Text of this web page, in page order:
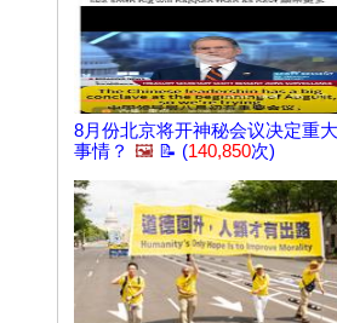
8月份北京将开神秘会议决定重大
事情？ 🖼️ 📝 (140,850次)